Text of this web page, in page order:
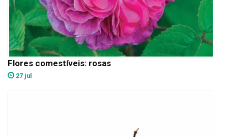
Flores comestíveis: rosas
27 jul